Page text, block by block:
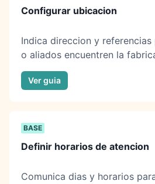
Configurar ubicacion
Indica direccion y referencias
o aliados encuentren la
Ver guia
BASE
Definir horarios de atencion
Comunica dias y horarios